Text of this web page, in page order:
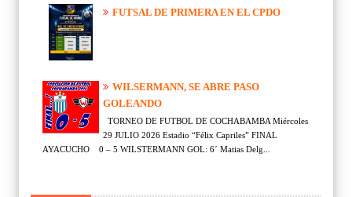
FUTSAL DE PRIMERA EN EL CPDO
WILSERMANN, SE ABRE PASO
GOLEANDO
TORNEO DE FUTBOL DE COCHABAMBA Miércoles
29 JULIO 2026 Estadio “Félix Capriles” FINAL
AYACUCHO 0 – 5 WILSTERMANN GOL: 6´ Matias Delg...